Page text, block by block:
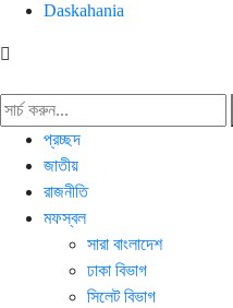
Daskahania
প্রচ্ছদ
জাতীয়
রাজনীতি
মফস্বল
সারা বাংলাদেশ
ঢাকা বিভাগ
সিলেট বিভাগ